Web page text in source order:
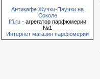
Антикафе Жучки-Паучки на
Соколе
fifi.ru - агрегатор парфюмерии
№1
Интернет магазин парфюмерии